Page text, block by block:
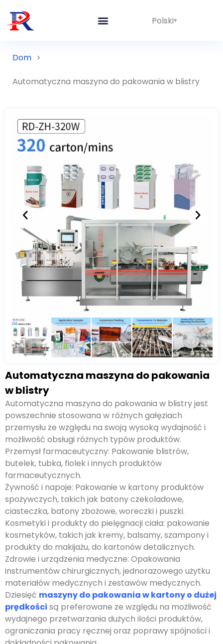
Polski
Dom >
Automatyczna maszyna do pakowania w blistry
Automatyczna maszyna do pakowania
w blistry
Automatyczna maszyna do pakowania w blistry jest
powszechnie stosowana w różnych gałęziach
przemysłu ze względu na swoją wysoką wydajność i
możliwość obsługi różnych typów produktów.
Przemysł farmaceutyczny: Pakowanie blistrów,
butelek, tubka, fiolek i innych produktów
farmaceutycznych.
Żywność i napoje: Pakowanie w kartony produktów
spożywczych, takich jak batony czekoladowe,
ciasteczka, batony zbożowe, woreczki i puszki.
Kosmetyki i produkty do pielęgnacji ciała: pakowanie
kosmetyków, takich jak kremy, balsamy, szampony i
produkty do makijażu, do kartonów detalicznych.
Zdrowie i urządzenia medyczne: Opakowania
instrumentów chirurgicznych, jednorazowego użytku
materiałów medycznych i zestawów medycznych.
Dziesięć maszyny do pakowania w kartony o dużej
prędkości są preferowane ze względu na możliwość
wydajnego przetwarzania dużych ilości produktów,
ograniczania pracy ręcznej oraz poprawy spójności i